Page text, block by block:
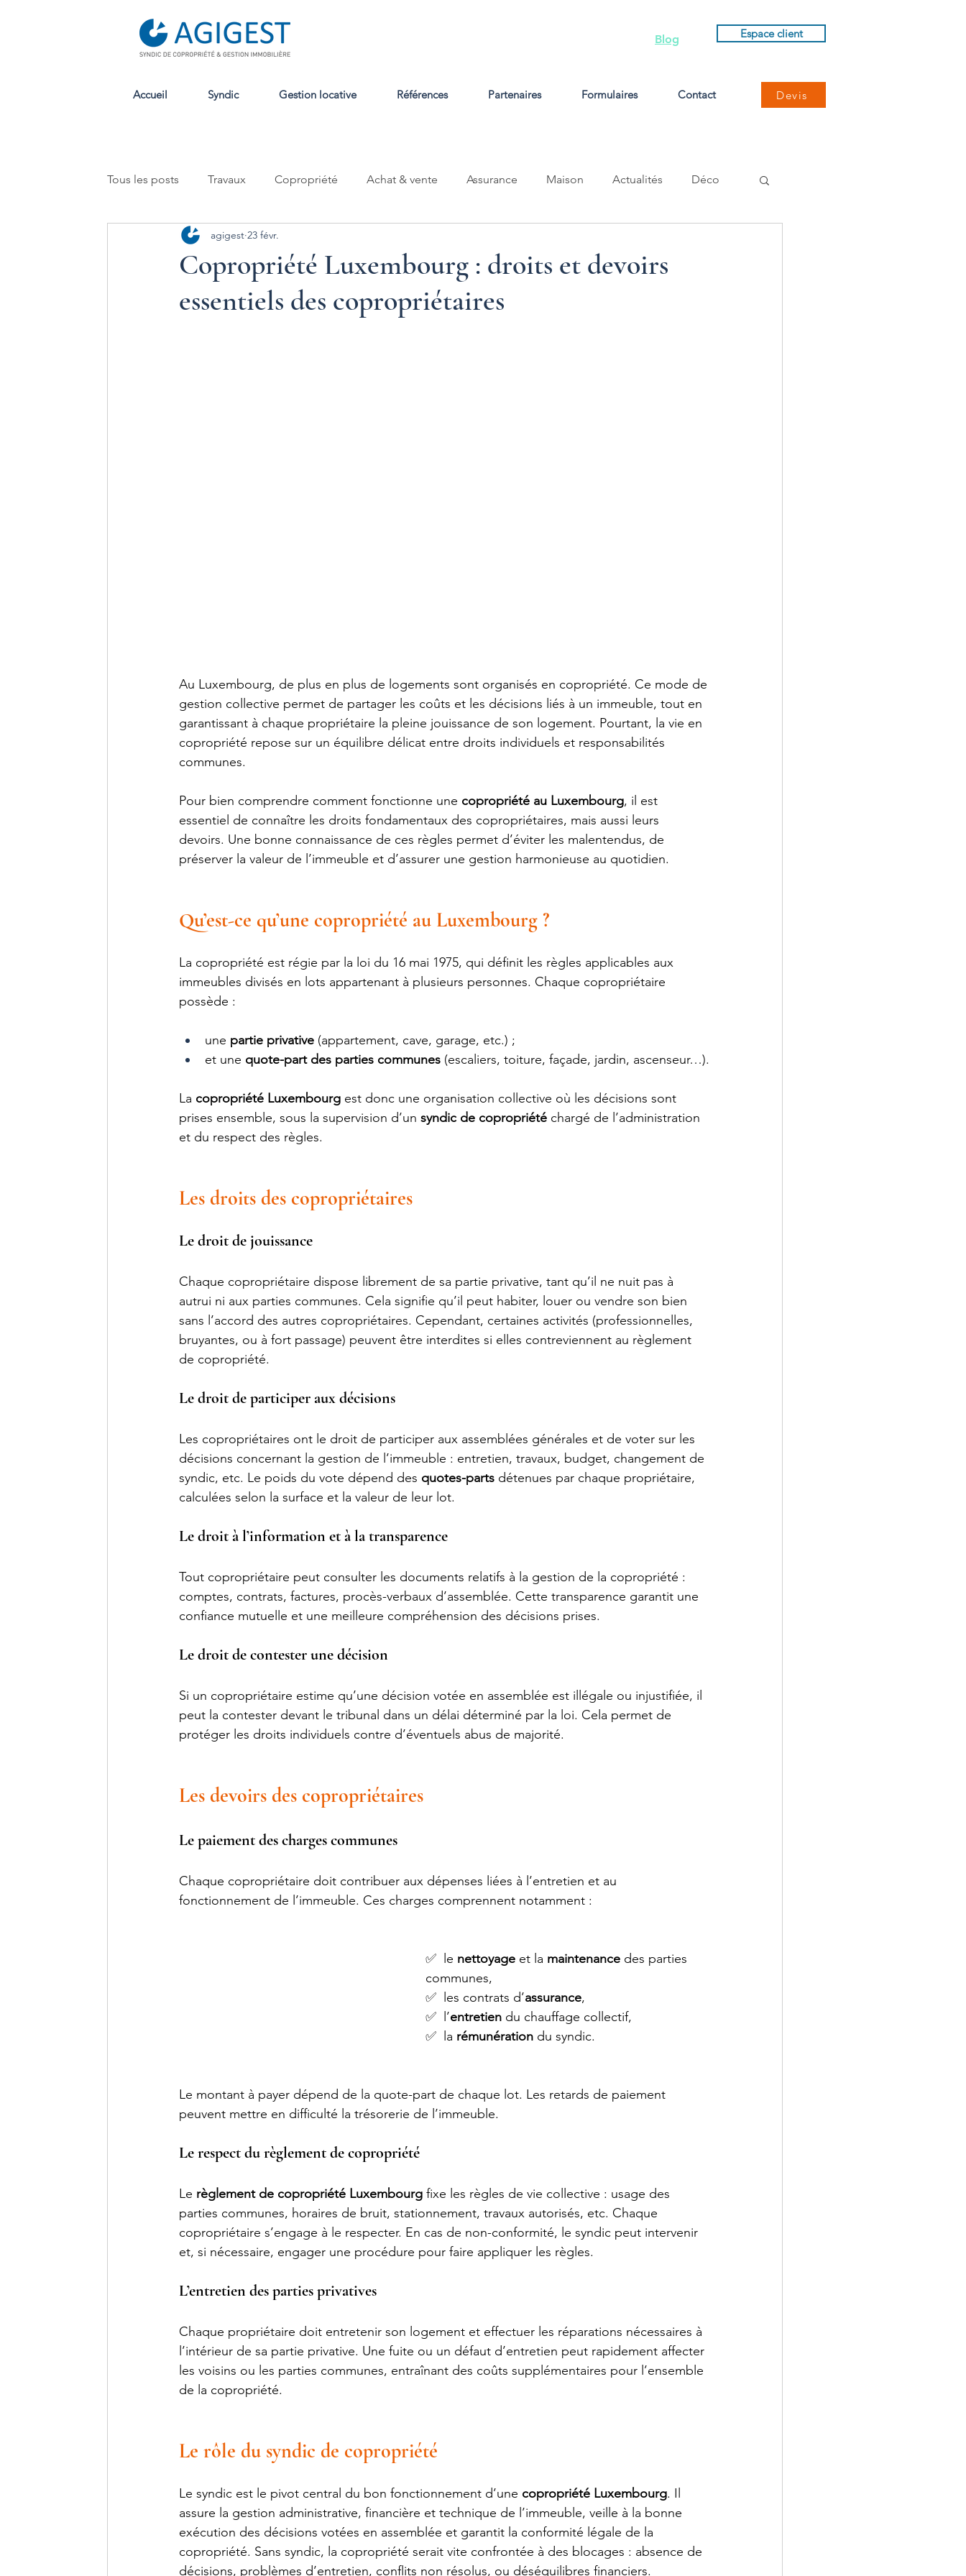
Blog Espace client
Accueil Syndic Gestion locative Références Partenaires Formulaires Contact Devis
Tous les posts Travaux Copropriété Achat & vente Assurance Maison Actualités Déco
Copropriété Luxembourg : droits et devoirs
essentiels des copropriétaires
agigest 23 févr.
Au Luxembourg, de plus en plus de logements sont organisés en copropriété. Ce mode de
gestion collective permet de partager les coûts et les décisions liés à un immeuble, tout en
garantissant à chaque propriétaire la pleine jouissance de son logement. Pourtant, la vie en
copropriété repose sur un équilibre délicat entre droits individuels et responsabilités
communes.
Pour bien comprendre comment fonctionne une copropriété au Luxembourg, il est
essentiel de connaître les droits fondamentaux des copropriétaires, mais aussi leurs
devoirs. Une bonne connaissance de ces règles permet d’éviter les malentendus, de
préserver la valeur de l’immeuble et d’assurer une gestion harmonieuse au quotidien.
Qu’est-ce qu’une copropriété au Luxembourg ?
La copropriété est régie par la loi du 16 mai 1975, qui définit les règles applicables aux
immeubles divisés en lots appartenant à plusieurs personnes. Chaque copropriétaire
possède :
une partie privative (appartement, cave, garage, etc.) ;
et une quote-part des parties communes (escaliers, toiture, façade, jardin, ascenseur…).
La copropriété Luxembourg est donc une organisation collective où les décisions sont
prises ensemble, sous la supervision d’un syndic de copropriété chargé de l’administration
et du respect des règles.
Les droits des copropriétaires
Le droit de jouissance
Chaque copropriétaire dispose librement de sa partie privative, tant qu’il ne nuit pas à
autrui ni aux parties communes. Cela signifie qu’il peut habiter, louer ou vendre son bien
sans l’accord des autres copropriétaires. Cependant, certaines activités (professionnelles,
bruyantes, ou à fort passage) peuvent être interdites si elles contreviennent au règlement
de copropriété.
Le droit de participer aux décisions
Les copropriétaires ont le droit de participer aux assemblées générales et de voter sur les
décisions concernant la gestion de l’immeuble : entretien, travaux, budget, changement de
syndic, etc. Le poids du vote dépend des quotes-parts détenues par chaque propriétaire,
calculées selon la surface et la valeur de leur lot.
Le droit à l’information et à la transparence
Tout copropriétaire peut consulter les documents relatifs à la gestion de la copropriété :
comptes, contrats, factures, procès-verbaux d’assemblée. Cette transparence garantit une
confiance mutuelle et une meilleure compréhension des décisions prises.
Le droit de contester une décision
Si un copropriétaire estime qu’une décision votée en assemblée est illégale ou injustifiée, il
peut la contester devant le tribunal dans un délai déterminé par la loi. Cela permet de
protéger les droits individuels contre d’éventuels abus de majorité.
Les devoirs des copropriétaires
Le paiement des charges communes
Chaque copropriétaire doit contribuer aux dépenses liées à l’entretien et au
fonctionnement de l’immeuble. Ces charges comprennent notamment :
✅  le nettoyage et la maintenance des parties
communes,
✅  les contrats d’assurance,
✅  l’entretien du chauffage collectif,
✅  la rémunération du syndic.
Le montant à payer dépend de la quote-part de chaque lot. Les retards de paiement
peuvent mettre en difficulté la trésorerie de l’immeuble.
Le respect du règlement de copropriété
Le règlement de copropriété Luxembourg fixe les règles de vie collective : usage des
parties communes, horaires de bruit, stationnement, travaux autorisés, etc. Chaque
copropriétaire s’engage à le respecter. En cas de non-conformité, le syndic peut intervenir
et, si nécessaire, engager une procédure pour faire appliquer les règles.
L’entretien des parties privatives
Chaque propriétaire doit entretenir son logement et effectuer les réparations nécessaires à
l’intérieur de sa partie privative. Une fuite ou un défaut d’entretien peut rapidement affecter
les voisins ou les parties communes, entraînant des coûts supplémentaires pour l’ensemble
de la copropriété.
Le rôle du syndic de copropriété
Le syndic est le pivot central du bon fonctionnement d’une copropriété Luxembourg. Il
assure la gestion administrative, financière et technique de l’immeuble, veille à la bonne
exécution des décisions votées en assemblée et garantit la conformité légale de la
copropriété. Sans syndic, la copropriété serait vite confrontée à des blocages : absence de
décisions, problèmes d’entretien, conflits non résolus, ou déséquilibres financiers.